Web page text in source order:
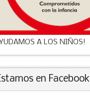
A LOS NIÑOS!
en Facebook